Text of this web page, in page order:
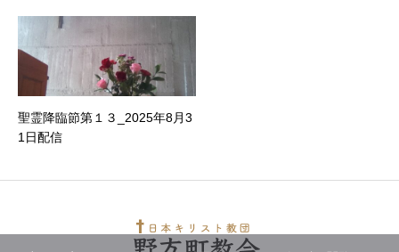
聖霊降臨節第１３_2025年8月3
1日配信